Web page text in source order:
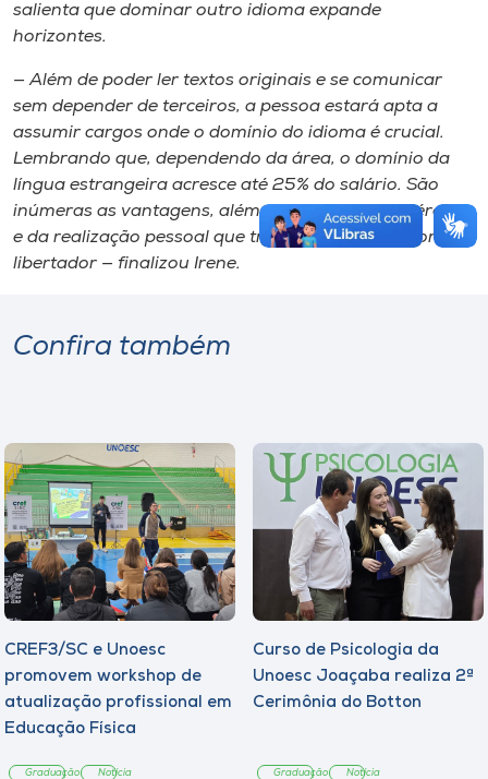
salienta que dominar outro idioma expande
horizontes.
— Além de poder ler textos originais e se comunicar
sem depender de terceiros, a pessoa estará apta a
assumir cargos onde o domínio do idioma é crucial.
Lembrando que, dependendo da área, o domínio da
língua estrangeira acresce até 25% do salário. São
inúmeras as vantagens, além da saúde do seu cérebro
e da realização pessoal que traz. Saber outro idioma é
libertador — finalizou Irene.
Confira também
CREF3/SC e Unoesc
promovem workshop de
atualização profissional em
Educação Física
Graduação Notícia
Curso de Psicologia da
Unoesc Joaçaba realiza 2ª
Cerimônia do Botton
Graduação Notícia